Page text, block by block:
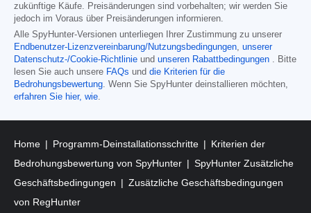
zukünftige Käufe. Preisänderungen sind vorbehalten; wir werden Sie
jedoch im Voraus über Preisänderungen informieren.
Alle SpyHunter-Versionen unterliegen Ihrer Zustimmung zu unserer
Endbenutzer-Lizenzvereinbarung/Nutzungsbedingungen, unserer
Datenschutz-/Cookie-Richtlinie und unseren Rabattbedingungen . Bitte
lesen Sie auch unsere FAQs und die Kriterien für die
Bedrohungsbewertung. Wenn Sie SpyHunter deinstallieren möchten,
erfahren Sie hier, wie.
Home Programm-Deinstallationsschritte
Kriterien der
Bedrohungsbewertung von SpyHunter
SpyHunter Zusätzliche
Geschäftsbedingungen
Zusätzliche Geschäftsbedingungen
von RegHunter